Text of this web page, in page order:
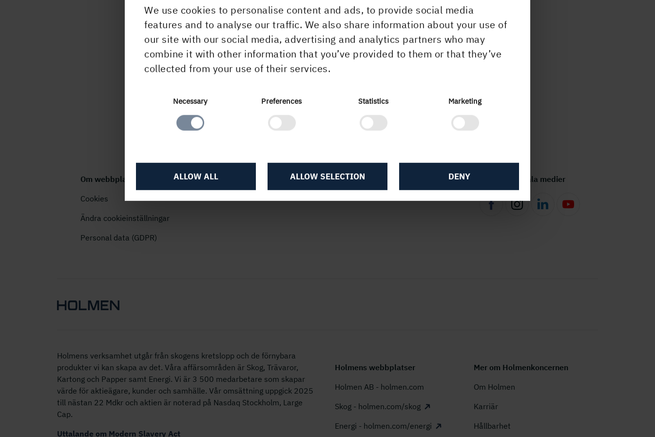
We use cookies to personalise content and ads, to provide social media
features and to analyse our traffic. We also share information about your use of
our site with our social media, advertising and analytics partners who may
combine it with other information that you’ve provided to them or that they’ve
collected from your use of their services.
Necessary Preferences Statistics Marketing
DENY
ALLOW SELECTION
ALLOW ALL
PUBLICERAD
13 januari, 2004, 13:50
Om webbplatsen
Cookies
Ändra cookieinställningar
Personal data (GDPR)
Följ oss i sociala medier
Holmens verksamhet utgår från skogens kretslopp och de förnybara
produkter vi kan skapa av det. Våra affärsområden är Skog, Trävaror,
Kartong och Papper samt Energi. Vi är 3 500 medarbetare som skapar
värde för aktieägare, kunder och samhälle. Vår omsättning uppgick 2025
till nästan 22 Mdkr och aktien är noterad på Nasdaq Stockholm, Large
Cap.
Uttalande om Modern Slavery Act
Holmens webbplatser
Holmen AB - holmen.com
Skog - holmen.com/skog
Energi - holmen.com/energi
Mer om Holmenkoncernen
Om Holmen
Karriär
Hållbarhet